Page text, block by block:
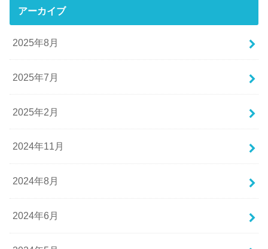
アーカイブ
2025年8月
2025年7月
2025年2月
2024年11月
2024年8月
2024年6月